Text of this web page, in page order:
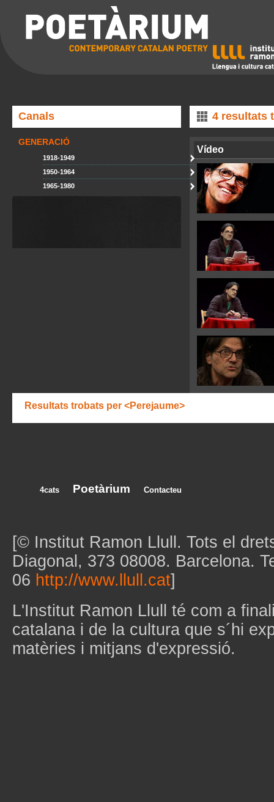
Canals
GENERACIÓ
1918-1949
1950-1964
1965-1980
4 resultats
Vídeo
Resultats trobats per <Perejaume>
4cats Poetàrium Contacteu
[© Institut Ramon Llull. Tots el
Diagonal, 373 08008. Barcelona.
06 http://www.llull.cat]
L'Institut Ramon Llull té com a
catalana i de la cultura que s´hi
matèries i mitjans d'expressió.